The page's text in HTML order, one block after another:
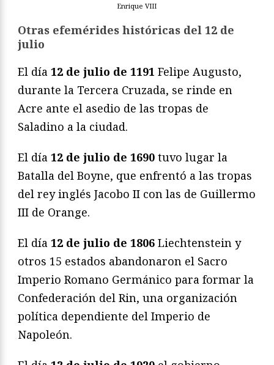
Enrique VIII
Otras efemérides históricas del 12 de
julio
El día 12 de julio de 1191 Felipe Augusto,
durante la Tercera Cruzada, se rinde en
Acre ante el asedio de las tropas de
Saladino a la ciudad.
El día 12 de julio de 1690 tuvo lugar la
Batalla del Boyne, que enfrentó a las tropas
del rey inglés Jacobo II con las de Guillermo
III de Orange.
El día 12 de julio de 1806 Liechtenstein y
otros 15 estados abandonaron el Sacro
Imperio Romano Germánico para formar la
Confederación del Rin, una organización
política dependiente del Imperio de
Napoleón.